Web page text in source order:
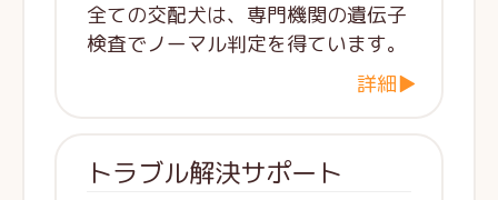
全ての交配犬は、専門機関の遺伝子
検査でノーマル判定を得ています。
詳細▶
トラブル解決サポート